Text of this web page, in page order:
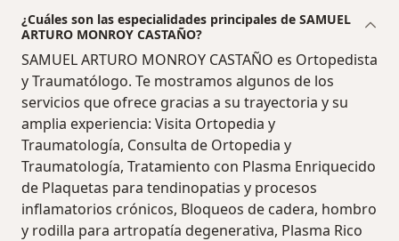
¿Cuáles son las especialidades principales de SAMUEL
ARTURO MONROY CASTAÑO?
SAMUEL ARTURO MONROY CASTAÑO es Ortopedista
y Traumatólogo. Te mostramos algunos de los
servicios que ofrece gracias a su trayectoria y su
amplia experiencia: Visita Ortopedia y
Traumatología, Consulta de Ortopedia y
Traumatología, Tratamiento con Plasma Enriquecido
de Plaquetas para tendinopatias y procesos
inflamatorios crónicos, Bloqueos de cadera, hombro
y rodilla para artropatía degenerativa, Plasma Rico